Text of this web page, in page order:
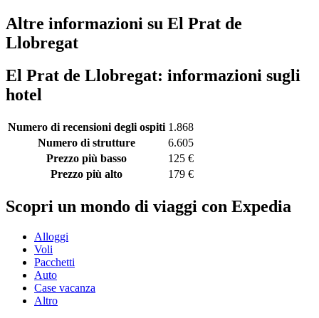
Altre informazioni su El Prat de
Llobregat
El Prat de Llobregat: informazioni sugli
hotel
Numero di recensioni degli ospiti 1.868
Numero di strutture
6.605
Prezzo più basso
125 €
Prezzo più alto
179 €
Scopri un mondo di viaggi con Expedia
Alloggi
Voli
Pacchetti
Auto
Case vacanza
Altro